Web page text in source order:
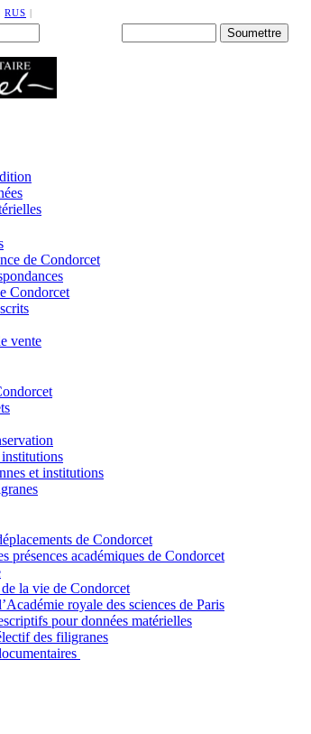
RUS |
de Condorcet
Condorcet
vente
institutions
et institutions
de Condorcet
présences académiques de Condorcet
la vie de Condorcet
royale des sciences de Paris
pour données matérielles
des filigranes